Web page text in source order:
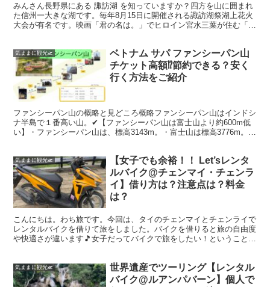
みんさん長野県にある 諏訪湖 を知っていますか？四方を山に囲まれ
た信州一大きな湖です。毎年8月15日に開催される諏訪湖祭湖上花火
大会が有名です。映画「君の名は。」でヒロイン宮水三葉が住む「糸
気ままに観光🛫
ベトナム サパ ファンシーパン山
チケット高額⁉︎節約できる？安く
行く方法をご紹介
ファンシーパン山の概略と見どころ概略ファンシーパン山はインドシ
ナ半島で１番高い山。✔︎【ファンシーパン山は富士山より約600m低
い】・ファンシーパン山は、標高3143m。・富士山は標高3776m。見
気ままに観光🛫
【女子でも余裕！！ Let’sレンタ
ルバイク@チェンマイ・チェンラ
イ】借り方は？注意点は？料金
は？
こんにちは。わち旅です。今回は、タイのチェンマイとチェンライで
レンタルバイクを借りて旅をしました。バイクを借りると旅の自由度
や快適さが違います🎵女子だってバイクで旅をしたい！ということ
気ままに観光🛫
世界遺産でツーリング【レンタル
バイク@ルアンパバーン】個人で